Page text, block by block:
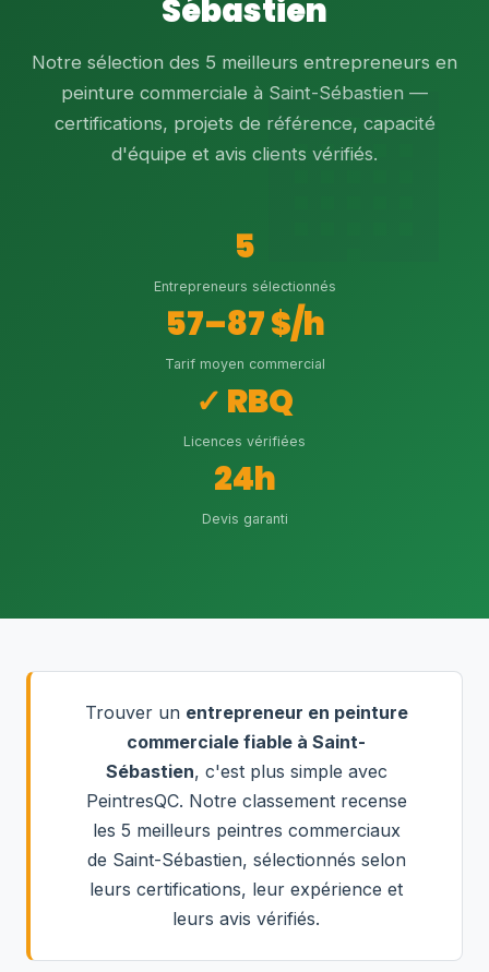
Sébastien
Notre sélection des 5 meilleurs entrepreneurs en
peinture commerciale à Saint-Sébastien —
certifications, projets de référence, capacité
d'équipe et avis clients vérifiés.
5
Entrepreneurs sélectionnés
57–87 $/h
Tarif moyen commercial
✓ RBQ
Licences vérifiées
24h
Devis garanti
Trouver un entrepreneur en peinture
commerciale fiable à Saint-
Sébastien, c'est plus simple avec
PeintresQC. Notre classement recense
les 5 meilleurs peintres commerciaux
de Saint-Sébastien, sélectionnés selon
leurs certifications, leur expérience et
leurs avis vérifiés.